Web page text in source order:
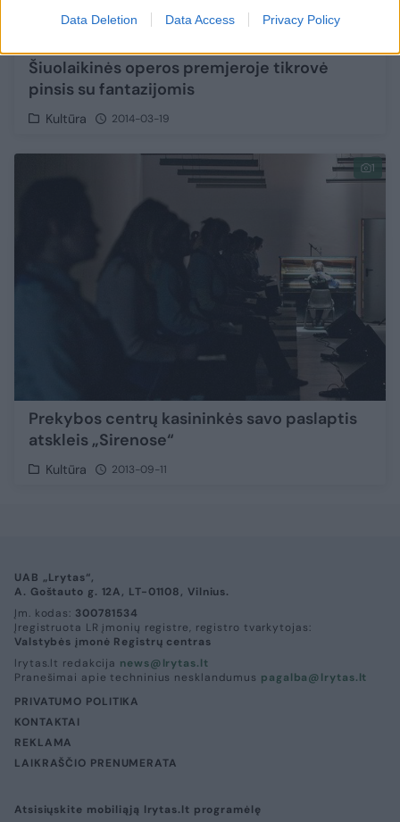
Data Deletion Data Access Privacy Policy
Šiuolaikinės operos premjeroje tikrovė
pinsis su fantazijomis
Kultūra 2014-03-19
1
Prekybos centrų kasininkės savo paslaptis
atskleis „Sirenose“
Kultūra 2013-09-11
UAB „Lrytas“,
A. Goštauto g. 12A, LT-01108, Vilnius.
Įm. kodas: 300781534
Įregistruota LR įmonių registre, registro tvarkytojas:
Valstybės įmonė Registrų centras
lrytas.lt redakcija news@lrytas.lt
Pranešimai apie techninius nesklandumus pagalba@lrytas.lt
PRIVATUMO POLITIKA
KONTAKTAI
REKLAMA
LAIKRAŠČIO PRENUMERATA
Atsisiųskite mobiliąją lrytas.lt programėlę